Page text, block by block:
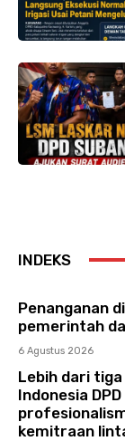
INDEKS
Penanganan
pemerintah
6 Agustus 2026
Lebih dari
Indonesia
kemitraan